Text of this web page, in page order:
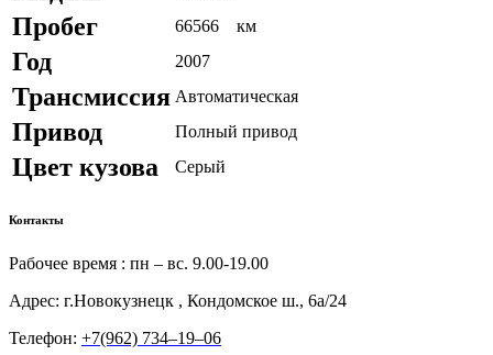
Пробег 66566 ⠀км
Год 2007
Трансмиссия Автоматическая
Привод Полный привод
Цвет кузова Серый
Контакты
Рабочее время : пн – вс. 9.00-19.00
Адрес: г.Новокузнецк , Кондомское ш., 6а/24
Телефон: +7(962) 734‒19‒06